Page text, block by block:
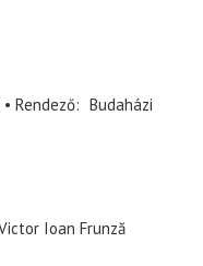
Rendező
Budaházi
Ioan Frunză